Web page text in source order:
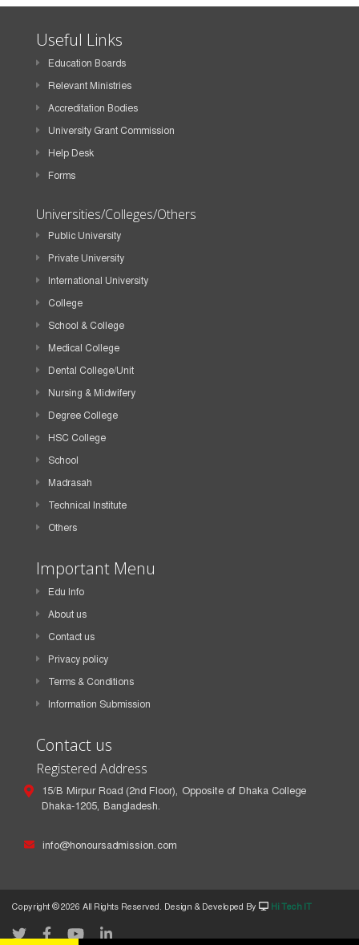
Useful Links
Education Boards
Relevant Ministries
Accreditation Bodies
University Grant Commission
Help Desk
Forms
Universities/Colleges/Others
Public University
Private University
International University
College
School & College
Medical College
Dental College/Unit
Nursing & Midwifery
Degree College
HSC College
School
Madrasah
Technical Institute
Others
Important Menu
Edu Info
About us
Contact us
Privacy policy
Terms & Conditions
Information Submission
Contact us
Registered Address
15/B Mirpur Road (2nd Floor), Opposite of Dhaka College
Dhaka-1205, Bangladesh.
info@honoursadmission.com
Copyright ©2026 All Rights Reserved. Design & Developed By Hi Tech IT